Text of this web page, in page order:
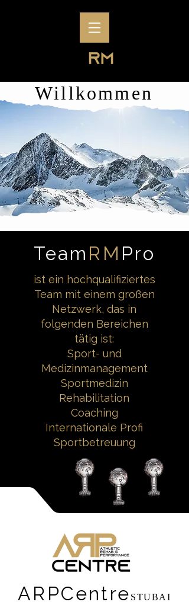
Willkommen
Team RM Pro
ist ein hochqualifiziertes
Team mit einem großen
Netzwerk, das in
folgenden Bereichen
tätig ist:
Sport- und
Medizinmanagement
Sportmedizin
Rehabilitation
Coaching
Internationale Profi
Sportbetreuung
ARPCentre STUBAI